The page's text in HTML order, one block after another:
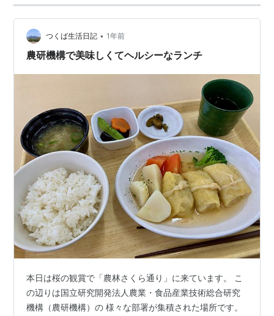
つくば生活日記 • 1年前
農研機構で美味しくてヘルシーなランチ
本日は桜の観賞で「農林さくら通り」に来ています。 こ
の辺りは国立研究開発法人農業・食品産業技術総合研究
機構（農研機構）の 様々な部署が集積された場所です。